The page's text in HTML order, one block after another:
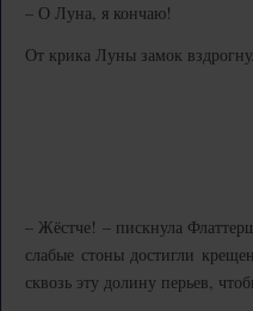
– О Луна, я кончаю!
От крика Луны замок
– Жёстче! – пискнула
слабые стоны достигли
сквозь эту долину перьев,